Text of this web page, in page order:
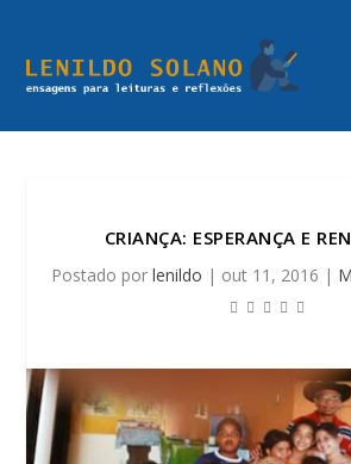
CRIANÇA: ESPERANÇA E
Postado por lenildo | out 11, 2016 |